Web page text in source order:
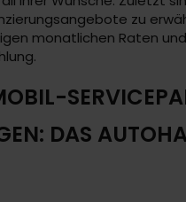
zu
monatlichen Raten
DAS